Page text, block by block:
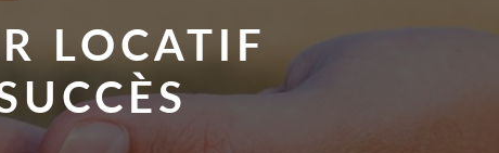
LOCATIF